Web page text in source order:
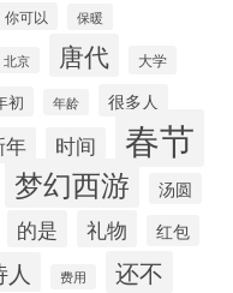
你可以 保暖
北京 唐代 大学
初 年龄 很多人
年 时间 春节
梦幻西游 汤圆
的是 礼物 红包
人 费用 还不